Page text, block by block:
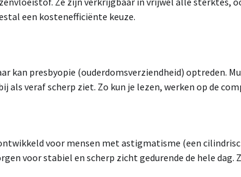
een kostenefficiënte keuze.
kan presbyopie (ouderdomsverziendheid) optreden.
als veraf scherp ziet. Zo kun je lezen, werken op de
voor mensen met astigmatisme (een
voor stabiel en scherp zicht gedurende de hele dag.